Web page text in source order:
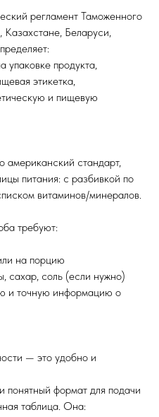
регламент Таможенного
Беларуси,
упаковке продукта,
этикетка,
и пищевую
стандарт,
питания: с разбивкой по
витаминов/минералов.
требуют:
на порцию
сахар, соль (если нужно)
и точную информацию о
— это удобно и
формат для подачи
таблица. Она: